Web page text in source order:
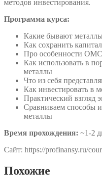
методов инвестирования.
Программа курса:
Какие бывают
Как сохранить
Про особенности ОМС
Как использовать в
металлы
Что из себя
Как инвестировать в
Практический взгляд
Сравниваем способы
металлы
Время прохождения: ~1-2
Сайт: https://profinansy.ru/
Похожие